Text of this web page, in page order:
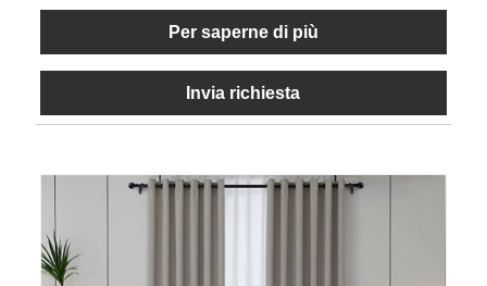
Per saperne di più
Invia richiesta